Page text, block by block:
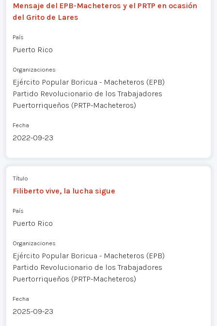
Mensaje del EPB-Macheteros y el PRTP en ocasión
del Grito de Lares
País
Puerto Rico
Organizaciones
Ejército Popular Boricua - Macheteros (EPB)
Partido Revolucionario de los Trabajadores
Puertorriqueños (PRTP-Macheteros)
Fecha
2022-09-23
Título
Filiberto vive, la lucha sigue
País
Puerto Rico
Organizaciones
Ejército Popular Boricua - Macheteros (EPB)
Partido Revolucionario de los Trabajadores
Puertorriqueños (PRTP-Macheteros)
Fecha
2025-09-23